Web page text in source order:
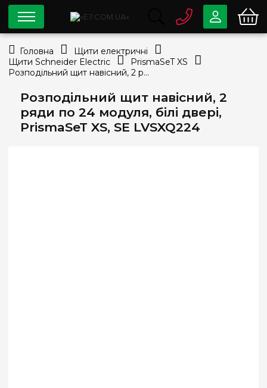
Розподільний щит навісний, 2
ряди по 24 модуля, білі двері,
PrismaSeT XS, SE LVSXQ224
0 800
Безкоштовно
info@e7.com.ua
334-79-78
Viber Telegram
Головна
Щити електричні
Щити Schneider Electric
PrismaSeT XS
Розподільний щит навісний, 2 ряди по 24 модуля, білі двері, PrismaSeT XS, SE LVSXQ224